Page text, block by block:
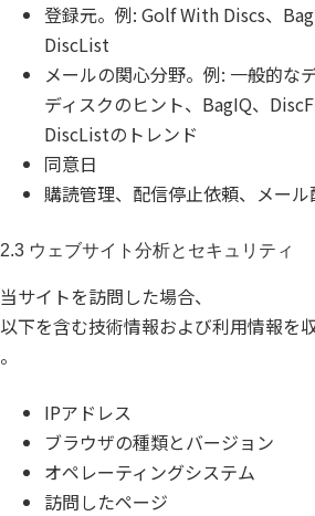
登録元。例: Golf With Discs、
DiscList
メールの関心分野。例: 一般的な
ディスクのヒント、BagIQ、
DiscListのトレンド
同意日
購読管理、配信停止依頼、メー
2.3 ウェブサイト分析とセキュリティ
当サイトを訪問した場合、
以下を含む技術情報および利用情報を
。
IPアドレス
ブラウザの種類とバージョン
オペレーティングシステム
訪問したページ